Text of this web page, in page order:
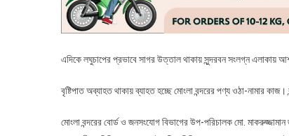
এদিকে লঘুচাপের প্রভাবে সাগর উত্তাল থাকায় সুন্দরবন সংলগ্ন এলাকায়
বৃষ্টিপাত অব্যাহত থাকায় ব্যাহত হচ্ছে মোংলা বন্দরের পণ্য ওঠা-নামার
মোংলা বন্দরের বোর্ড ও জনসংযোগ বিভাগের উপ-পরিচালক মো. মাকরুজ্জামান